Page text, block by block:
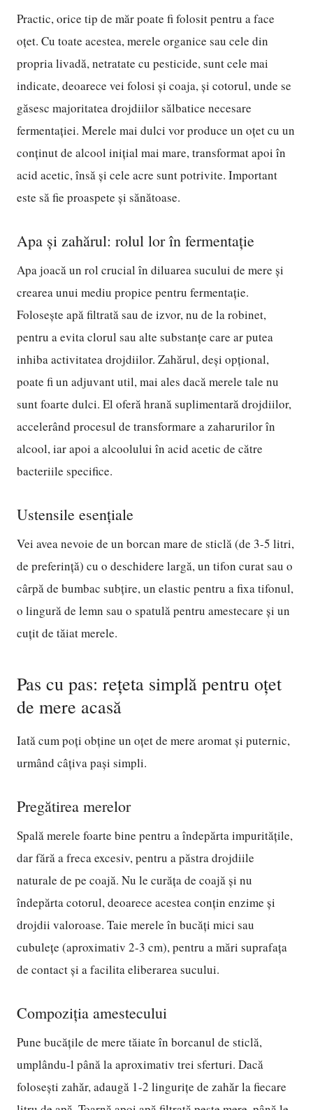
Practic, orice tip de măr poate fi folosit pentru a face
oțet. Cu toate acestea, merele organice sau cele din
propria livadă, netratate cu pesticide, sunt cele mai
indicate, deoarece vei folosi și coaja, și cotorul, unde se
găsesc majoritatea drojdiilor sălbatice necesare
fermentației. Merele mai dulci vor produce un oțet cu un
conținut de alcool inițial mai mare, transformat apoi în
acid acetic, însă și cele acre sunt potrivite. Important
este să fie proaspete și sănătoase.
Apa și zahărul: rolul lor în fermentație
Apa joacă un rol crucial în diluarea sucului de mere și
crearea unui mediu propice pentru fermentație.
Folosește apă filtrată sau de izvor, nu de la robinet,
pentru a evita clorul sau alte substanțe care ar putea
inhiba activitatea drojdiilor. Zahărul, deși opțional,
poate fi un adjuvant util, mai ales dacă merele tale nu
sunt foarte dulci. El oferă hrană suplimentară drojdiilor,
accelerând procesul de transformare a zaharurilor în
alcool, iar apoi a alcoolului în acid acetic de către
bacteriile specifice.
Ustensile esențiale
Vei avea nevoie de un borcan mare de sticlă (de 3-5 litri,
de preferință) cu o deschidere largă, un tifon curat sau o
cârpă de bumbac subțire, un elastic pentru a fixa tifonul,
o lingură de lemn sau o spatulă pentru amestecare și un
cuțit de tăiat merele.
Pas cu pas: rețeta simplă pentru oțet
de mere acasă
Iată cum poți obține un oțet de mere aromat și puternic,
urmând câțiva pași simpli.
Pregătirea merelor
Spală merele foarte bine pentru a îndepărta impuritățile,
dar fără a freca excesiv, pentru a păstra drojdiile
naturale de pe coajă. Nu le curăța de coajă și nu
îndepărta cotorul, deoarece acestea conțin enzime și
drojdii valoroase. Taie merele în bucăți mici sau
cubulețe (aproximativ 2-3 cm), pentru a mări suprafața
de contact și a facilita eliberarea sucului.
Compoziția amestecului
Pune bucățile de mere tăiate în borcanul de sticlă,
umplându-l până la aproximativ trei sferturi. Dacă
folosești zahăr, adaugă 1-2 lingurițe de zahăr la fiecare